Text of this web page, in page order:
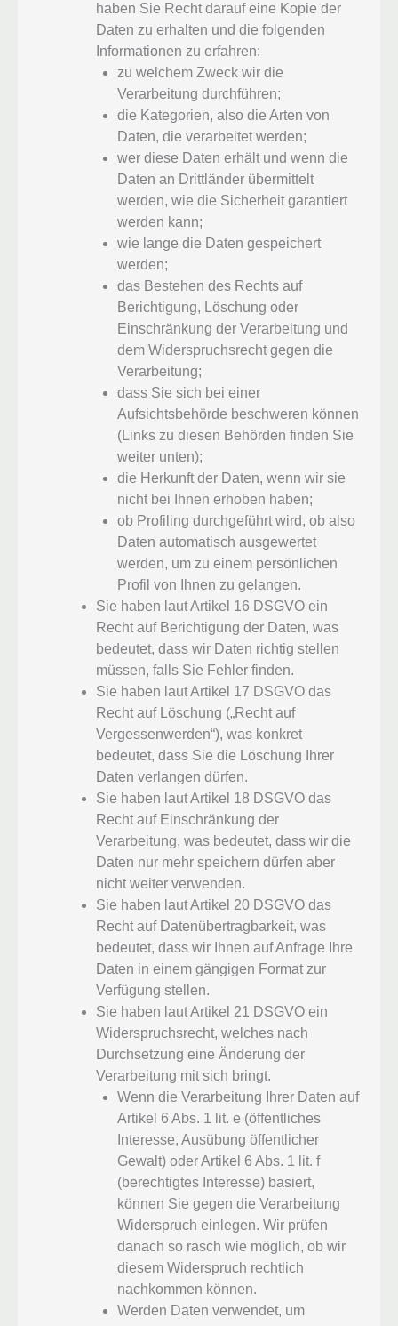
haben Sie Recht darauf eine Kopie der
Daten zu erhalten und die folgenden
Informationen zu erfahren:
zu welchem Zweck wir die
Verarbeitung durchführen;
die Kategorien, also die Arten von
Daten, die verarbeitet werden;
wer diese Daten erhält und wenn die
Daten an Drittländer übermittelt
werden, wie die Sicherheit garantiert
werden kann;
wie lange die Daten gespeichert
werden;
das Bestehen des Rechts auf
Berichtigung, Löschung oder
Einschränkung der Verarbeitung und
dem Widerspruchsrecht gegen die
Verarbeitung;
dass Sie sich bei einer
Aufsichtsbehörde beschweren können
(Links zu diesen Behörden finden Sie
weiter unten);
die Herkunft der Daten, wenn wir sie
nicht bei Ihnen erhoben haben;
ob Profiling durchgeführt wird, ob also
Daten automatisch ausgewertet
werden, um zu einem persönlichen
Profil von Ihnen zu gelangen.
Sie haben laut Artikel 16 DSGVO ein
Recht auf Berichtigung der Daten, was
bedeutet, dass wir Daten richtig stellen
müssen, falls Sie Fehler finden.
Sie haben laut Artikel 17 DSGVO das
Recht auf Löschung („Recht auf
Vergessenwerden“), was konkret
bedeutet, dass Sie die Löschung Ihrer
Daten verlangen dürfen.
Sie haben laut Artikel 18 DSGVO das
Recht auf Einschränkung der
Verarbeitung, was bedeutet, dass wir die
Daten nur mehr speichern dürfen aber
nicht weiter verwenden.
Sie haben laut Artikel 20 DSGVO das
Recht auf Datenübertragbarkeit, was
bedeutet, dass wir Ihnen auf Anfrage Ihre
Daten in einem gängigen Format zur
Verfügung stellen.
Sie haben laut Artikel 21 DSGVO ein
Widerspruchsrecht, welches nach
Durchsetzung eine Änderung der
Verarbeitung mit sich bringt.
Wenn die Verarbeitung Ihrer Daten auf
Artikel 6 Abs. 1 lit. e (öffentliches
Interesse, Ausübung öffentlicher
Gewalt) oder Artikel 6 Abs. 1 lit. f
(berechtigtes Interesse) basiert,
können Sie gegen die Verarbeitung
Widerspruch einlegen. Wir prüfen
danach so rasch wie möglich, ob wir
diesem Widerspruch rechtlich
nachkommen können.
Werden Daten verwendet, um